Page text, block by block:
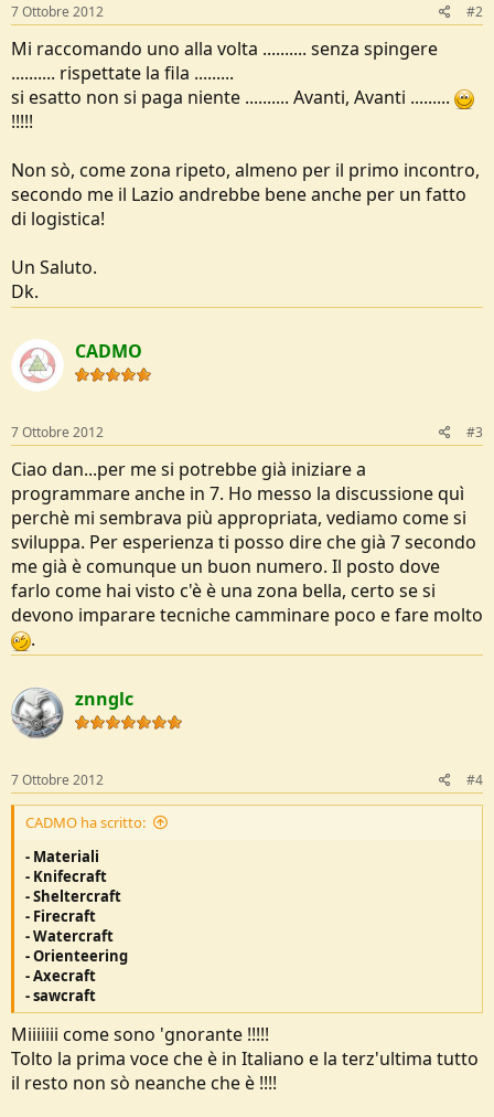
7 Ottobre 2012 #2
Mi raccomando uno alla volta .......... senza spingere
.......... rispettate la fila .........
si esatto non si paga niente .......... Avanti, Avanti .........
!!!!!
Non sò, come zona ripeto, almeno per il primo incontro,
secondo me il Lazio andrebbe bene anche per un fatto
di logistica!
Un Saluto.
Dk.
CADMO
7 Ottobre 2012 #3
Ciao dan...per me si potrebbe già iniziare a
programmare anche in 7. Ho messo la discussione quì
perchè mi sembrava più appropriata, vediamo come si
sviluppa. Per esperienza ti posso dire che già 7 secondo
me già è comunque un buon numero. Il posto dove
farlo come hai visto c'è è una zona bella, certo se si
devono imparare tecniche camminare poco e fare molto
.
znnglc
7 Ottobre 2012 #4
CADMO ha scritto:
- Materiali
- Knifecraft
- Sheltercraft
- Firecraft
- Watercraft
- Orienteering
- Axecraft
- sawcraft
Miiiiiii come sono 'gnorante !!!!!
Tolto la prima voce che è in Italiano e la terz'ultima tutto
il resto non sò neanche che è !!!!